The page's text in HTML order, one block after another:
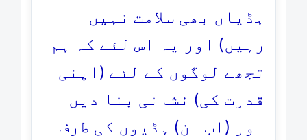
ہڈیاں بھی سلامت نہیں
رہیں) اور یہ اس لئے کہ ہم
تجھے لوگوں کے لئے (اپنی
قدرت کی) نشانی بنا دیں
اور (اب ان) ہڈیوں کی طرف